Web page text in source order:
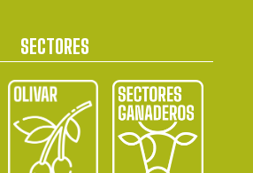
SECTORES